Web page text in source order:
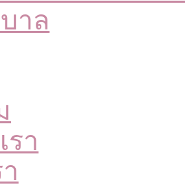
าล
รา